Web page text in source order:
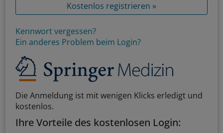
Kostenlos registrieren »
Kennwort vergessen?
Ein anderes Problem beim Login?
Die Anmeldung ist mit wenigen Klicks erledigt und
kostenlos.
Ihre Vorteile des kostenlosen Login: